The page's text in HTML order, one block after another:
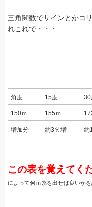
三角関数でサインとかコ
れこれで・・・
角度 15度 30
150ｍ 155ｍ
増加分 約3％増 約
この表を覚えてく
によって何ｍ糸を出せば良いかを